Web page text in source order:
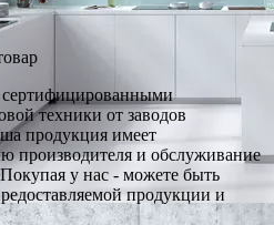
техники от заводов
продукция имеет
производителя и обслуживание
у нас - можете быть
продукции и